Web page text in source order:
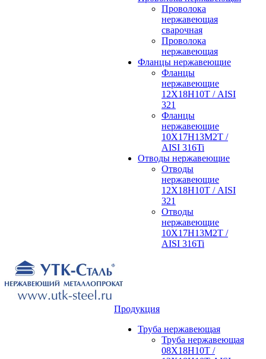
Проволока
нержавеющая
сварочная
Проволока
нержавеющая
Фланцы нержавеющие
Фланцы
нержавеющие
12Х18Н10Т / AISI
321
Фланцы
нержавеющие
10Х17Н13М2Т /
AISI 316Ti
Отводы нержавеющие
Отводы
нержавеющие
12Х18Н10Т / AISI
321
Отводы
нержавеющие
10Х17Н13М2Т /
AISI 316Ti
Продукция
Труба нержавеющая
Труба нержавеющая
08Х18Н10Т /